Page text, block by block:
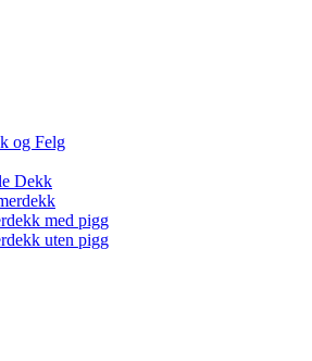
og Felg
Dekk
med pigg
uten pigg